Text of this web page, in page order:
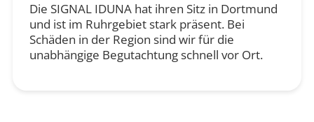
Die SIGNAL IDUNA hat ihren Sitz in Dortmund
und ist im Ruhrgebiet stark präsent. Bei
Schäden in der Region sind wir für die
unabhängige Begutachtung schnell vor Ort.